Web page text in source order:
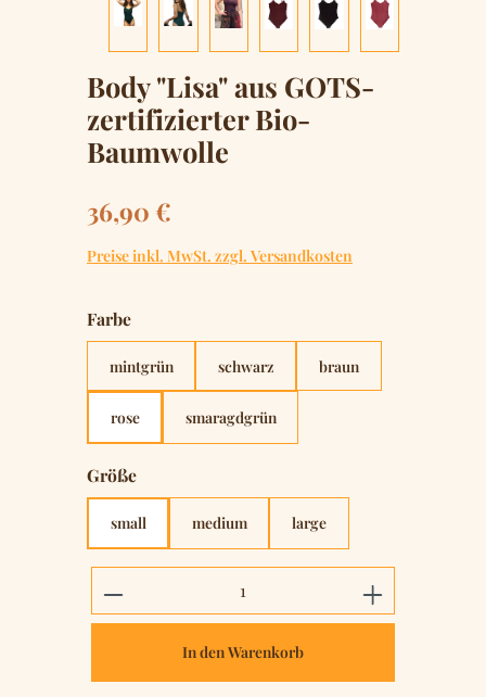
Body "Lisa" aus GOTS-
zertifizierter Bio-
Baumwolle
Regulärer Preis:
36,90 €
Preise inkl. MwSt. zzgl. Versandkosten
Farbeauswählen
mintgrün schwarz braun
rose smaragdgrün
Größeauswählen
small medium large
Produkt Anzahl: Gib den
In den Warenkorb